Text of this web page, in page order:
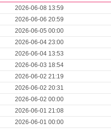
2026-06-08 13:59
2026-06-06 20:59
2026-06-05 00:00
2026-06-04 23:00
2026-06-04 13:53
2026-06-03 18:54
2026-06-02 21:19
2026-06-02 20:31
2026-06-02 00:00
2026-06-01 21:08
2026-06-01 00:00